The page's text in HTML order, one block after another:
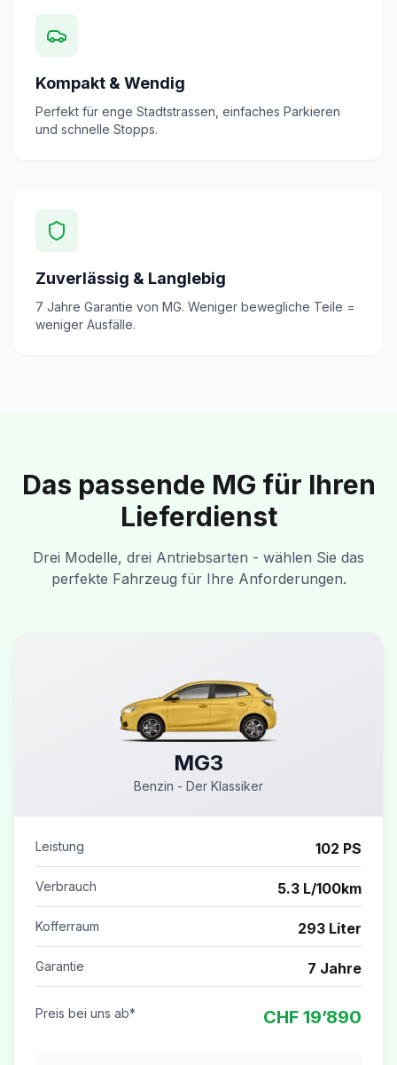
Kompakt & Wendig
Perfekt für enge Stadtstrassen, einfaches Parkieren
und schnelle Stopps.
Zuverlässig & Langlebig
7 Jahre Garantie von MG. Weniger bewegliche Teile =
weniger Ausfälle.
Das passende MG für Ihren
Lieferdienst
Drei Modelle, drei Antriebsarten - wählen Sie das
perfekte Fahrzeug für Ihre Anforderungen.
MG3
Benzin - Der Klassiker
Leistung 102 PS
Verbrauch 5.3 L/100km
Kofferraum 293 Liter
Garantie 7 Jahre
Preis bei uns ab* CHF 19’890